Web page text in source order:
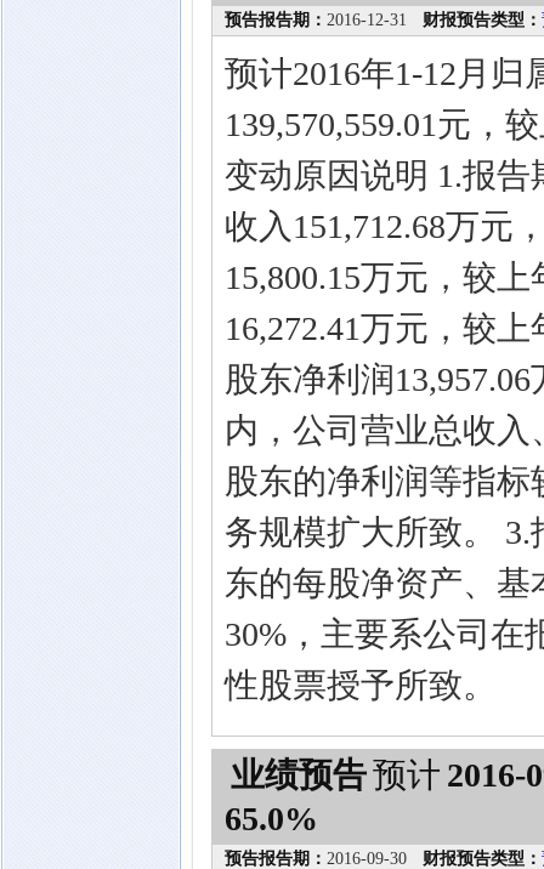
预告报告期： 2016-12-31 财报预告类型：
预计2016年1-12月
139,570,559.01元，
变动原因说明 1.报
收入151,712.68万元
15,800.15万元，较
16,272.41万元，较
股东净利润
内，公司营业总收
股东的净利润等指
务规模扩大所致。
东的每股净资产、
30%，主要系公司在
性股票授予所致。
业绩预告预计 2016-
65.0%
预告报告期： 2016-09-30 财报预告类型：